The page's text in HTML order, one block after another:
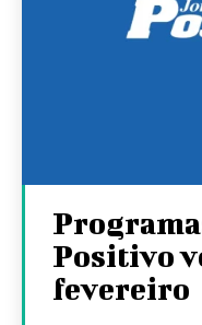
Positivo
fevereiro